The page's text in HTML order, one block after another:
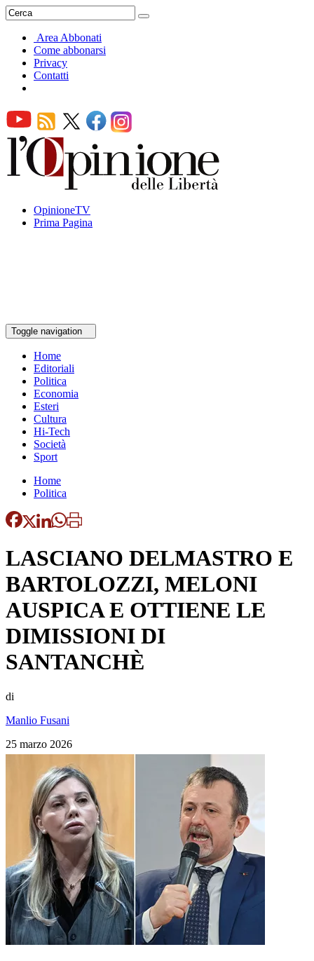
Area Abbonati
Come abbonarsi
Privacy
Contatti
OpinioneTV
Prima Pagina
Toggle navigation
Home
Editoriali
Politica
Economia
Esteri
Cultura
Hi-Tech
Società
Sport
Home
Politica
LASCIANO DELMASTRO E
BARTOLOZZI, MELONI
AUSPICA E OTTIENE LE
DIMISSIONI DI
SANTANCHÈ
di
Manlio Fusani
25 marzo 2026